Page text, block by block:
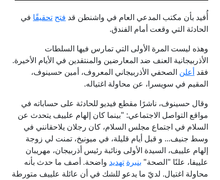
أُفيد بأن مكتب المدعي العام في واشنطن قد فتح تحقيقا في
الحادثة التي وقعت أمام الفندق.
وهذه ليست المرة الأولى التي تمارس فيها السلطات
الأذربيجانية العنف ضد المعارضين والمنتقدين في الأيام الأخيرة.
فقد أعلن الصحفي الأذربيجاني المعروف، أمين حسينوف،
المقيم في سويسرا، عن محاولة اغتياله.
وقال حسينوف، ناشرًا مقطع فيديو للحادثة على حساباته في
مواقع التواصل الاجتماعي: "بينما كان إلهام علييف يتحدث عن
السلام في اجتماع مجلس السلام، كان رجلان يلاحقانني في
وسط جنيف... و قبل أيام قليلة، في ميونيخ، تمنت لي زوجة
إلهام علييف، السيدة الأولى ونائبة رئيس أذربيجان، مهريبان
علييفا، علنًا "الصحة" بنبرة تهديد واضحة. أصف ما حدث بأنه
محاولة اغتيال. لديّ ما يدعو للشك في أن عائلة علييف متورطة